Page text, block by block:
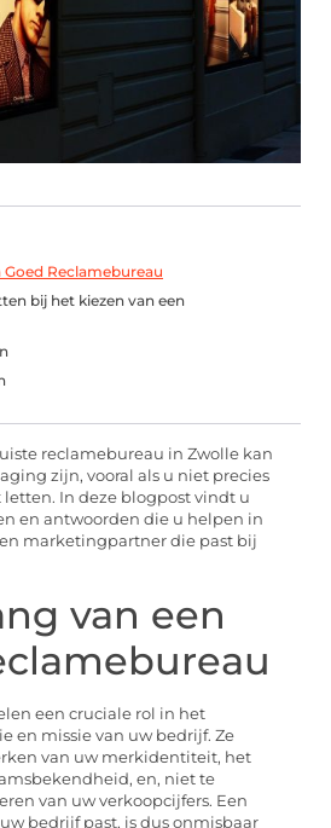
Reclamebureau
bij het kiezen van een
reclamebureau in Zwolle kan
zijn, vooral als u niet precies
In deze blogpost vindt u
en antwoorden die u helpen in
marketingpartner die past bij
van een
een cruciale rol in het
en missie van uw bedrijf. Ze
van uw merkidentiteit, het
en, niet te
van uw verkoopcijfers. Een
bedrijf past, is dus onmisbaar